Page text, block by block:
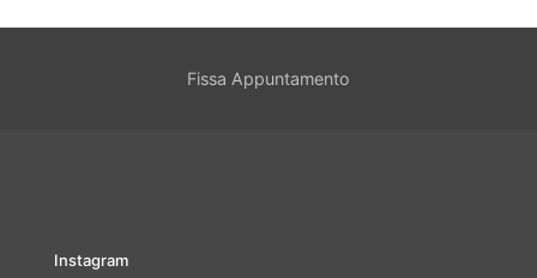
Fissa Appuntamento
Instagram